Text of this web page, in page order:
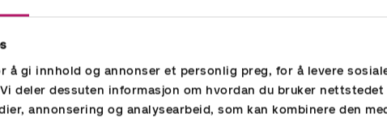
å gi innhold og annonser et personlig preg, for å levere
deler dessuten informasjon om hvordan du bruker
annonsering og analysearbeid, som kan kombinere den